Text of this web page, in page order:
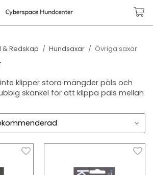
& Redskap / Hundsaxar / Övriga saxar
klipper stora mängder päls och
skänkel för att klippa päls mellan